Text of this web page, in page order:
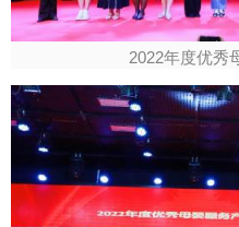
2022年度优秀